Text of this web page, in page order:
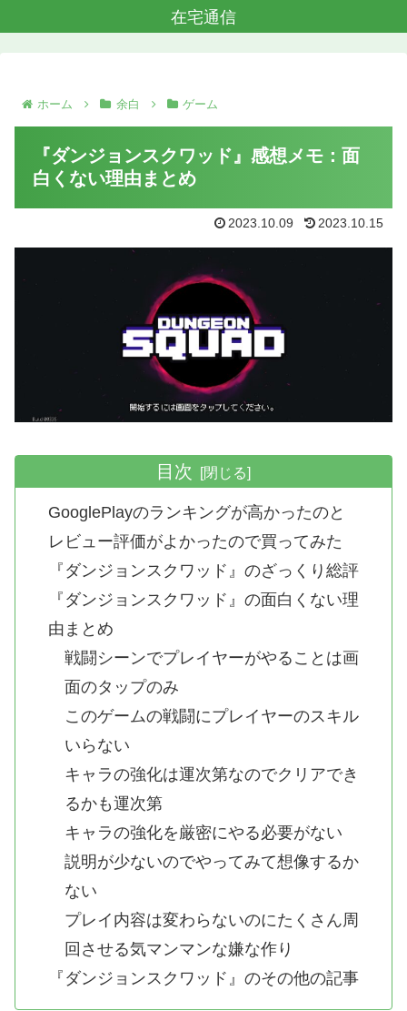
在宅通信
ホーム 余白 ゲーム
『ダンジョンスクワッド』感想メモ：面
白くない理由まとめ
2023.10.09 2023.10.15
目次
GooglePlayのランキングが高かったのと
レビュー評価がよかったので買ってみた
『ダンジョンスクワッド』のざっくり総評
『ダンジョンスクワッド』の面白くない理
由まとめ
戦闘シーンでプレイヤーがやることは画
面のタップのみ
このゲームの戦闘にプレイヤーのスキル
いらない
キャラの強化は運次第なのでクリアでき
るかも運次第
キャラの強化を厳密にやる必要がない
説明が少ないのでやってみて想像するか
ない
プレイ内容は変わらないのにたくさん周
回させる気マンマンな嫌な作り
『ダンジョンスクワッド』のその他の記事